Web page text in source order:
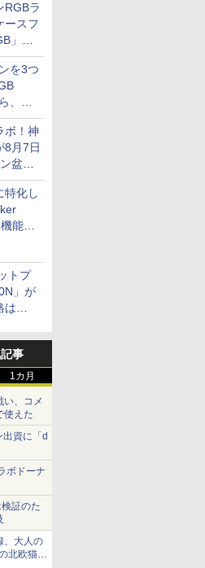
RGBラ
ースフ
」が
を3つ
、単
ボ！神
8月7日
盆踊
あり
特化し
能を
トプ
」が
は
事
1カ月
い、コメ
使えた
出資に「d
ボドーナ
証のた
、大人の
北欧猫デ